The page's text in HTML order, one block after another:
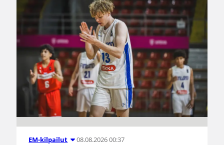
EM-kilpailut 08.08.2026 00:37